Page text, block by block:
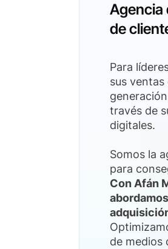
Agencia
de
Para
sus ventas
través de
digitales.
Somos la
para
Con Afán
de medios